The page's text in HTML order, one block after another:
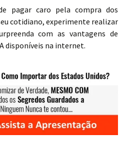
pagar caro pela compra dos
cotidiano, experimente realizar
com as vantagens de
disponíveis na internet.